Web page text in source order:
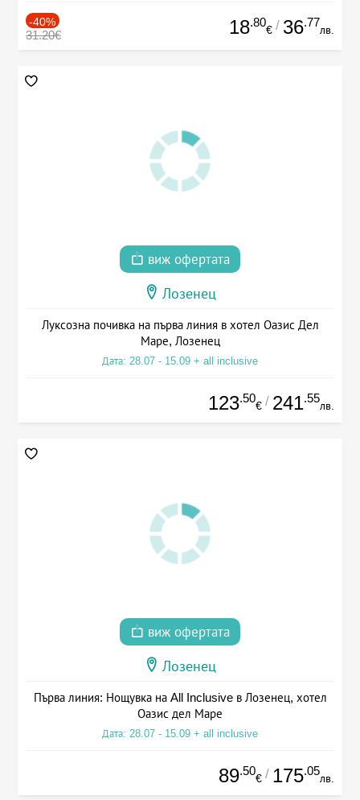
-40%
31.20€ 18.80
€ / 36.77
лв.
виж офертата
Лозенец
Луксозна почивка на първа линия в хотел Оазис Дел
Маре, Лозенец
Дата: 28.07 - 15.09 + all inclusive
123.50
€ / 241.55
лв.
виж офертата
Лозенец
Първа линия: Нощувка на All Inclusive в Лозенец, хотел
Оазис дел Маре
Дата: 28.07 - 15.09 + all inclusive
89.50
€ / 175.05
лв.